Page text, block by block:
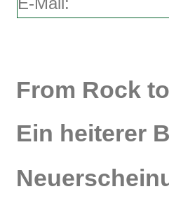
From Rock
Ein heiterer